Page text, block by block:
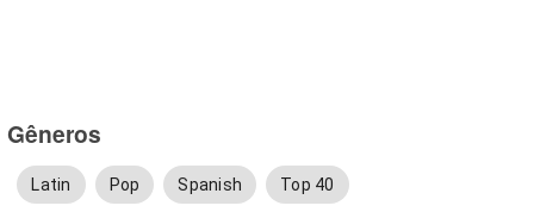
Gêneros
Latin Pop Spanish Top 40